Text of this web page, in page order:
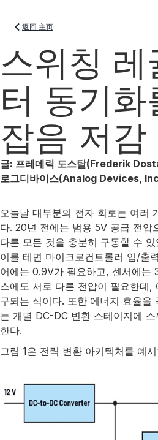
返回 主页
스위칭 레
터 동기
잡음 저감
글: 프레데릭 도스탈(Frederik
로그디바이스(Analog Devices,
오늘날 대부분의 전자 회로는 여러
다. 20년 전에는 범용 5V 공급 전압
다른 모든 것을 충분히 구동할 수
이를 테면 마이크로컨트롤러 입/출
어에는 0.9V가 필요하고, 센서에는
스에도 서로 다른 전압이 필요한데
구되는 식이다. 또한 에너지 효율을
는 개별 DC-DC 변환 스테이지에
한다.
그림 1은 전력 변환 아키텍처를 예